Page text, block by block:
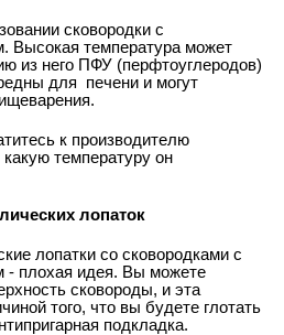
сковородки с
Высокая температура может
из него ПФУ (перфтоуглеродов)
для печени и могут
к производителю
температуру он
лопаток
лопатки со сковородками с
- плохая идея. Вы можете
сковороды, и эта
того, что вы будете глотать
подкладка.